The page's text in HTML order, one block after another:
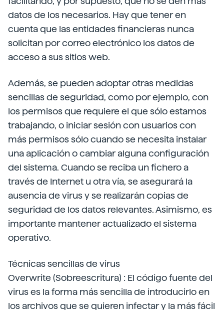
datos de los necesarios. Hay que tener en
cuenta que las entidades financieras nunca
solicitan por correo electrónico los datos de
acceso a sus sitios web.
Además, se pueden adoptar otras medidas
sencillas de seguridad, como por ejemplo, con
los permisos que requiere el que sólo estamos
trabajando, o iniciar sesión con usuarios con
más permisos sólo cuando se necesita instalar
una aplicación o cambiar alguna configuración
del sistema. Cuando se reciba un fichero a
través de Internet u otra vía, se asegurará la
ausencia de virus y se realizarán copias de
seguridad de los datos relevantes. Asimismo, es
importante mantener actualizado el sistema
operativo.
Técnicas sencillas de virus
Overwrite (Sobreescritura) : El código fuente del
virus es la forma más sencilla de introducirlo en
los archivos que se quieren infectar y la más fácil